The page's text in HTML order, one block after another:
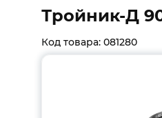
Тройник-Д
Код товара: 081280